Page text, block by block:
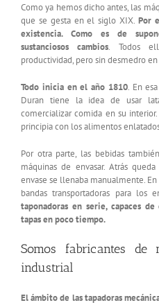
Como ya hemos dicho antes, las
que se gesta en el siglo XIX. Por
existencia. Como es de
sustanciosos cambios. Todos
productividad, pero sin desmedro
Todo inicia en el año 1810. En
Duran tiene la idea de usar
comercializar comida en su
principia con los alimentos
Por otra parte, las bebidas
máquinas de envasar. Atrás
envase se llenaba manualmente.
bandas transportadoras para los
taponadoras en serie, capaces
tapas en poco tiempo.
Somos fabricantes de
industrial
El ámbito de las tapadoras